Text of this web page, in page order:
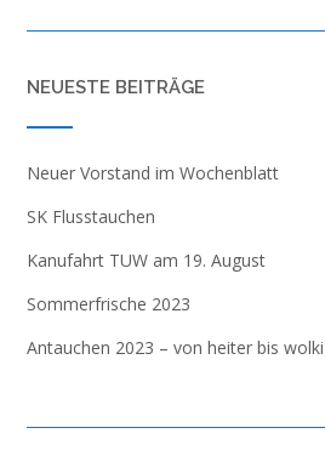
NEUESTE BEITRÄGE
Neuer Vorstand im Wochenblatt
SK Flusstauchen
Kanufahrt TUW am 19. August
Sommerfrische 2023
Antauchen 2023 – von heiter bis